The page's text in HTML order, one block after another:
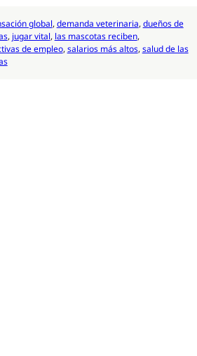
global, demanda veterinaria, dueños de
, jugar vital, las mascotas reciben
de empleo, salarios más altos, salud de las